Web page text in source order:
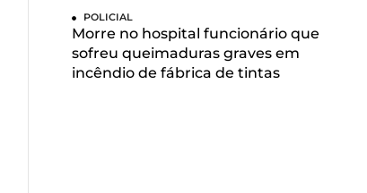
POLICIAL
Morre no hospital funcionário que
sofreu queimaduras graves em
incêndio de fábrica de tintas